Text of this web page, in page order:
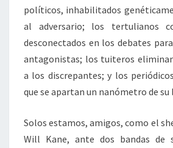
políticos, inhabilitados
al adversario; los tertulianos
desconectados en los debates
antagonistas; los tuiteros
a los discrepantes; y los
que se apartan un nanómetro de
Solos estamos, amigos, como el
Will Kane, ante dos bandas de